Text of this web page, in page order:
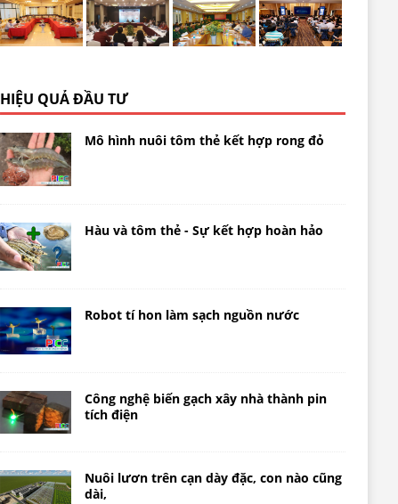
HIỆU QUẢ ĐẦU TƯ
Mô hình nuôi tôm thẻ kết hợp rong đỏ
Hàu và tôm thẻ - Sự kết hợp hoàn hảo
Robot tí hon làm sạch nguồn nước
Công nghệ biến gạch xây nhà thành pin
tích điện
Nuôi lươn trên cạn dày đặc, con nào cũng
dài,